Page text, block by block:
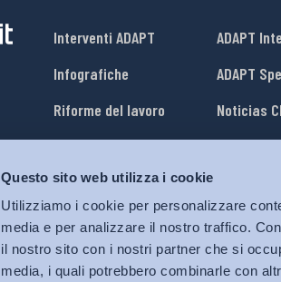
Questo sito web utilizza i cookie
Utilizziamo i cookie per personalizzare
media e per analizzare il nostro traffico.
il nostro sito con i nostri partner che si
media, i quali potrebbero combinarle con
Interventi ADAPT
Infografiche
Riforme del lavoro
Mercato del lavoro
Relazioni industriali
Salute e sicurezza
Welfare
ADAPT
ADAPT
Noticias